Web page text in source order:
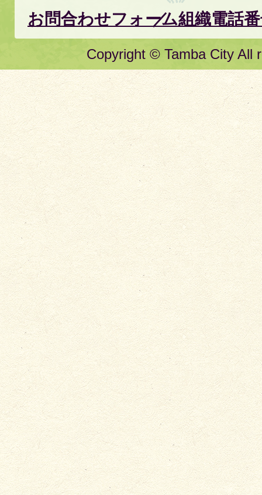
お問合わせフォーム組織電話
Copyright © Tamba City All